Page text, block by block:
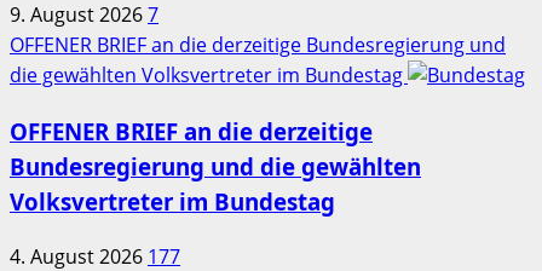
9. August 20267
OFFENER BRIEF an die derzeitige Bundesregierung und
die gewählten Volksvertreter im Bundestag
OFFENER BRIEF an die derzeitige
Bundesregierung und die gewählten
Volksvertreter im Bundestag
4. August 2026 177